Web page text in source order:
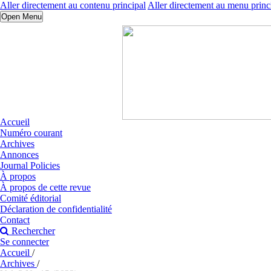
Aller directement au contenu principal Aller directement au menu
Open Menu
Accueil
Numéro courant
Archives
Annonces
Journal Policies
À propos
À propos de cette revue
Comité éditorial
Déclaration de confidentialité
Contact
Rechercher
Se connecter
Accueil /
Archives /